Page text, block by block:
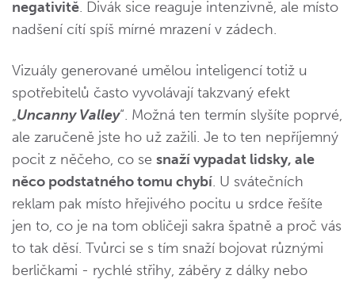
negativitě. Divák sice reaguje intenzivně, ale místo
nadšení cítí spíš mírné mrazení v zádech.
Vizuály generované umělou inteligencí totiž u
spotřebitelů často vyvolávají takzvaný efekt
„Uncanny Valley“. Možná ten termín slyšíte poprvé,
ale zaručeně jste ho už zažili. Je to ten nepříjemný
pocit z něčeho, co se snaží vypadat lidsky, ale
něco podstatného tomu chybí. U svátečních
reklam pak místo hřejivého pocitu u srdce řešíte
jen to, co je na tom obličeji sakra špatně a proč vás
to tak děsí. Tvůrci se s tím snaží bojovat různými
berličkami - rychlé střihy, záběry z dálky nebo